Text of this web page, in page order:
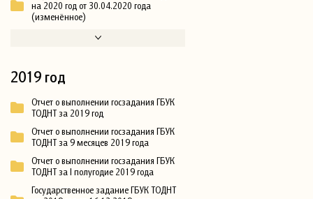
на 2020 год от 30.04.2020 года
(изменённое)
2019 год
Отчет о выполнении госзадания ГБУК
ТОДНТ за 2019 год
Отчет о выполнении госзадания ГБУК
ТОДНТ за 9 месяцев 2019 года
Отчет о выполнении госзадания ГБУК
ТОДНТ за I полугодие 2019 года
Государственное задание ГБУК ТОДНТ